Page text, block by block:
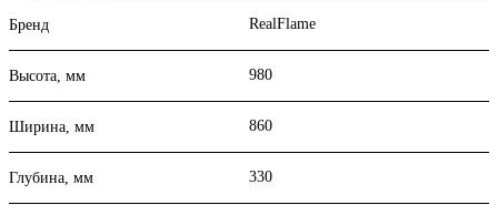
Бренд RealFlame
Высота, мм 980
Ширина, мм 860
Глубина, мм 330